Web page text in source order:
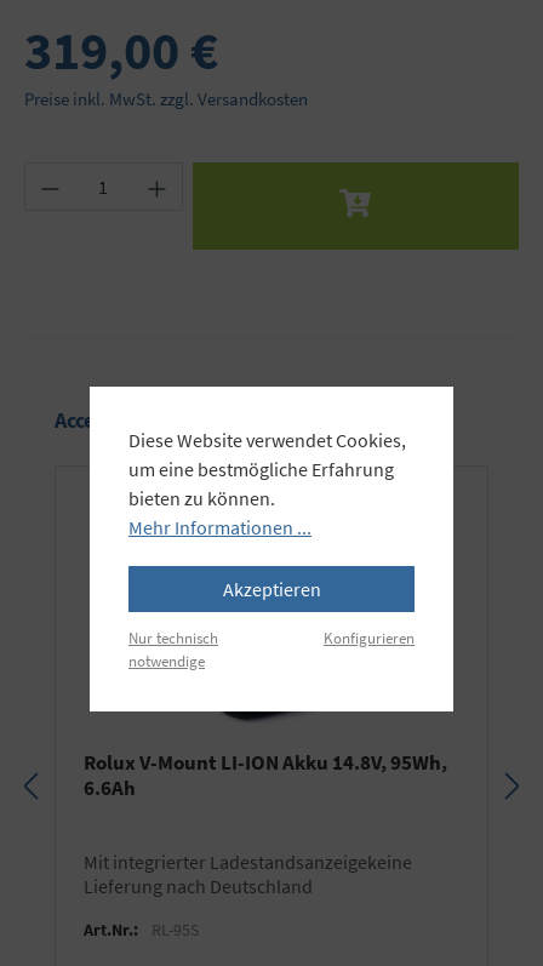
319,00 €
Preise inkl. MwSt. zzgl. Versandkosten
Produkt Anzahl: Gib den gewünschten Wert
Produktgalerie überspringen
Accessory Items
Rolux V-Mount LI-ION Akku 14.8V, 95Wh,
6.6Ah
mit integrierter Ladestandsanzeigekeine
Lieferung nach Deutschland
Art.Nr.: RL-95S
Diese Website verwendet Cookies,
um eine bestmögliche Erfahrung
bieten zu können.
Mehr Informationen ...
Akzeptieren
Nur technisch
notwendige
Konfigurieren